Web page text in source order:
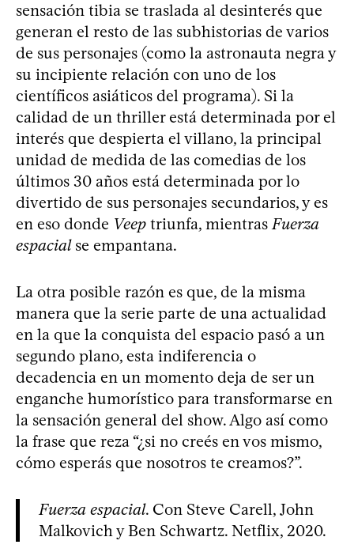
sensación tibia se traslada al desinterés que
generan el resto de las subhistorias de varios
de sus personajes (como la astronauta negra y
su incipiente relación con uno de los
científicos asiáticos del programa). Si la
calidad de un thriller está determinada por el
interés que despierta el villano, la principal
unidad de medida de las comedias de los
últimos 30 años está determinada por lo
divertido de sus personajes secundarios, y es
en eso donde Veep triunfa, mientrasFuerza
espacialse empantana.
La otra posible razón es que, de la misma
manera que la serie parte de una actualidad
en la que la conquista del espacio pasó a un
segundo plano, esta indiferencia o
decadencia en un momento deja de ser un
enganche humorístico para transformarse en
la sensación general del show. Algo así como
la frase que reza “¿si no creés en vos mismo,
cómo esperás que nosotros te creamos?”.
Fuerza espacial. Con Steve Carell, John
Malkovich y Ben Schwartz. Netflix, 2020.